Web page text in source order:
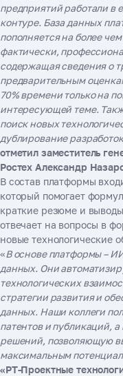
предприятий работали в
контуре. База данных
пополняется на более
фактически,
содержащая сведения о
предварительным
70% времени только на
интересующей теме.
поиск новых
дублирование
отметил заместитель
Ростех Александр
В состав платформы
который помогает
краткие резюме и
отвечает на вопросы в
новые технологические
«В основе платформы –
данных. Они
технологических
стратегии развития и
данных. Наши коллеги
патентов и публикаций,
решений, позволяющую
максимальным
«РТ-Проектные